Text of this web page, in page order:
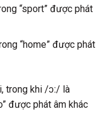
“sport” được phát
“home” được phát
trong khi /ɔː/ là
được phát âm khác